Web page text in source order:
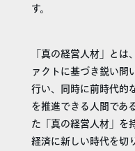
す。
「真の経営人材」と
ァクトに基づき鋭い問
行い、同時に前時代的
を推進できる人間であ
た「真の経営人材」を
経済に新しい時代を切